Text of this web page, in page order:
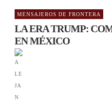
MENSAJEROS DE FRONTERA
LA ERA TRUMP:
EN MÉXICO